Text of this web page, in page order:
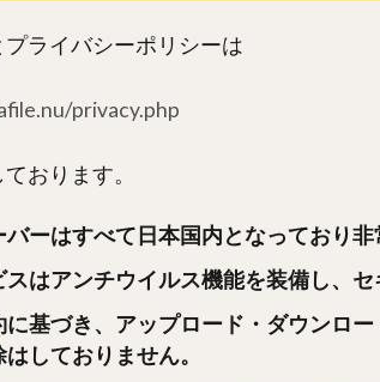
ライバシーポリシーは
privacy.php
おります。
ーはすべて日本国内となっており
スはアンチウイルス機能を装備し、
に基づき、アップロード・ダウンロ
しておりません。